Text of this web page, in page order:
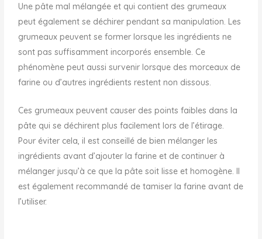
Une pâte mal mélangée et qui contient des grumeaux
peut également se déchirer pendant sa manipulation. Les
grumeaux peuvent se former lorsque les ingrédients ne
sont pas suffisamment incorporés ensemble. Ce
phénomène peut aussi survenir lorsque des morceaux de
farine ou d’autres ingrédients restent non dissous.
Ces grumeaux peuvent causer des points faibles dans la
pâte qui se déchirent plus facilement lors de l’étirage.
Pour éviter cela, il est conseillé de bien mélanger les
ingrédients avant d’ajouter la farine et de continuer à
mélanger jusqu’à ce que la pâte soit lisse et homogène. Il
est également recommandé de tamiser la farine avant de
l’utiliser.